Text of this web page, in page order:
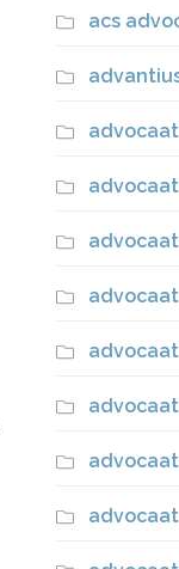
acs
advocaat